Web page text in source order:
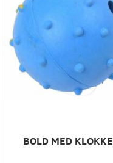
BOLD MED KLOKKE